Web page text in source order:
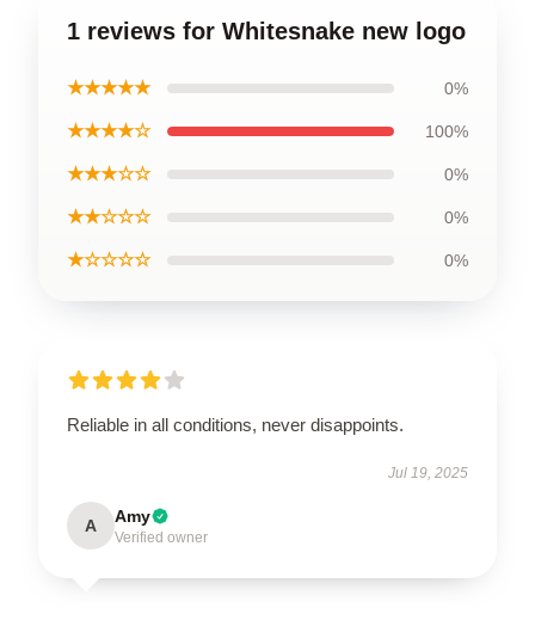
1 reviews for Whitesnake new logo
★★★★★ 0%
★★★★☆ 100%
★★★☆☆ 0%
★★☆☆☆ 0%
★☆☆☆☆ 0%
Reliable in all conditions, never disappoints.
Jul 19, 2025
A Amy
Verified owner